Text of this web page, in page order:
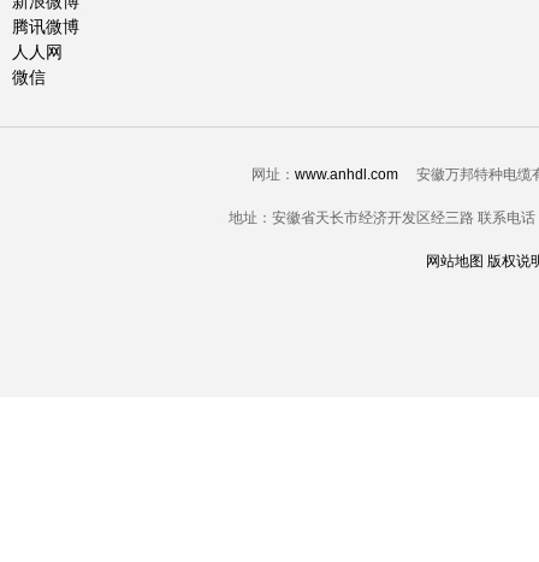
腾讯微博
人人网
微信
网址： www.anhdl.com安徽万邦特种电缆有
地址：安徽省天长市经济开发区经三路 联系电
网站地图 版权说